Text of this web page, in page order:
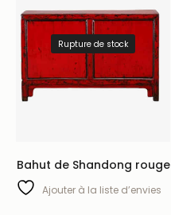
Rupture de stock
Bahut de Shandong rouge
Ajouter à la liste d’envies